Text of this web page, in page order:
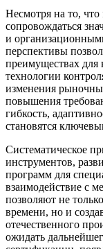
Несмотря на то,
сопровождаться
и
перспективы
преимуществах
технологии
изменения
повышения
гибкость,
становятся
Систематическое
инструментов,
программ для
взаимодействие с
позволяют не
времени, но и
отечественного
ожидать